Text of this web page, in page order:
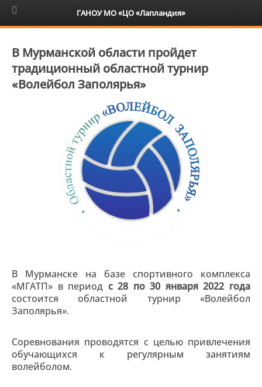
6+
В Мурманской области пройдет
традиционный областной турнир
«Волейбол Заполярья»
В Мурманске на базе спортивного комплекса
«МГАТП» в период с 28 по 30 января 2022 года
состоится областной турнир «Волейбол
Заполярья».
Соревнования проводятся с целью привлечения
обучающихся к регулярным занятиям
волейболом.
ГАНОУ МО «ЦО «Лапландия»